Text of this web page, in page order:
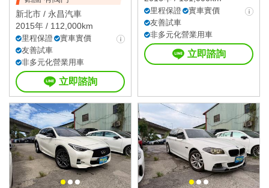
新北市 / 永昌汽車
2015年 / 112,000km
里程保證
實車實價
友善試車
非多元化營業用車
立即諮詢
里程保證
實車實價
友善試車
非多元化營業用車
立即諮詢